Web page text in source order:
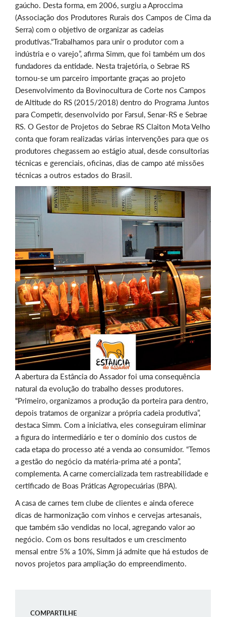
gaúcho. Desta forma, em 2006, surgiu a Aproccima
(Associação dos Produtores Rurais dos Campos de Cima da
Serra) com o objetivo de organizar as cadeias
produtivas.“Trabalhamos para unir o produtor com a
indústria e o varejo”, afirma Simm, que foi também um dos
fundadores da entidade. Nesta trajetória, o Sebrae RS
tornou-se um parceiro importante graças ao projeto
Desenvolvimento da Bovinocultura de Corte nos Campos
de Altitude do RS (2015/2018) dentro do Programa Juntos
para Competir, desenvolvido por Farsul, Senar-RS e Sebrae
RS. O Gestor de Projetos do Sebrae RS Claiton Mota Velho
conta que foram realizadas várias intervenções para que os
produtores chegassem ao estágio atual, desde consultorias
técnicas e gerenciais, oficinas, dias de campo até missões
técnicas a outros estados do Brasil.
A abertura da Estância do Assador foi uma consequência
natural da evolução do trabalho desses produtores.
“Primeiro, organizamos a produção da porteira para dentro,
depois tratamos de organizar a própria cadeia produtiva”,
destaca Simm. Com a iniciativa, eles conseguiram eliminar
a figura do intermediário e ter o domínio dos custos de
cada etapa do processo até a venda ao consumidor. “Temos
a gestão do negócio da matéria-prima até a ponta”,
complementa. A carne comercializada tem rastreabilidade e
certificado de Boas Práticas Agropecuárias (BPA).
A casa de carnes tem clube de clientes e ainda oferece
dicas de harmonização com vinhos e cervejas artesanais,
que também são vendidas no local, agregando valor ao
negócio. Com os bons resultados e um crescimento
mensal entre 5% a 10%, Simm já admite que há estudos de
novos projetos para ampliação do empreendimento.
COMPARTILHE